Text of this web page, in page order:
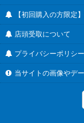
【初回購入の方限定
店頭受取について
プライバシーポリシー
当サイトの画像やデ